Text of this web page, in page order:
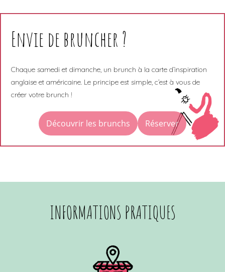
Envie de bruncher ?
Chaque samedi et dimanche, un brunch à la carte d’inspiration
anglaise et américaine. Le principe est simple, c’est à vous de
créer votre brunch !
Découvrir les brunchs Réserver
INFORMATIONS PRATIQUES